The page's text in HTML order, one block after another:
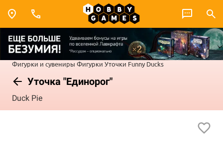
Фигурки и сувениры Фигурки Уточки Funny Ducks
Уточка "Единорог"
Duck Pie